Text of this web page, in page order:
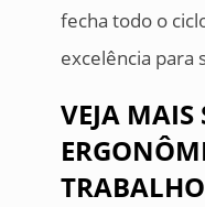
fecha todo o
excelência para
VEJA MAIS
TRABALHO